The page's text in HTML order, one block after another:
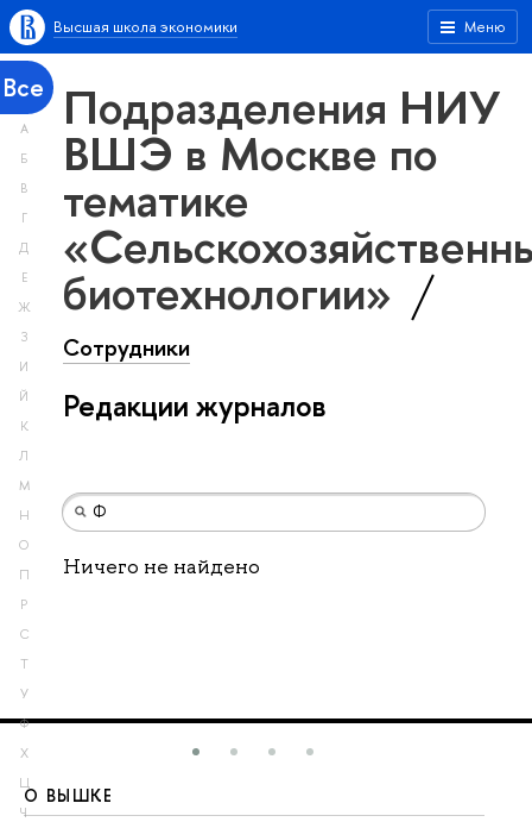
Меню
Высшая школа экономики
Все
А
Б
В
Г
Д
Е
Ж
З
И
Й
К
Л
М
Н
О
П
Р
С
Т
У
Ф
Х
Ц
Ч
Подразделения НИУ
ВШЭ в Москве по
тематике
биотехнологии»
Сотрудники
Редакции журналов
Ничего не найдено
О ВЫШКЕ